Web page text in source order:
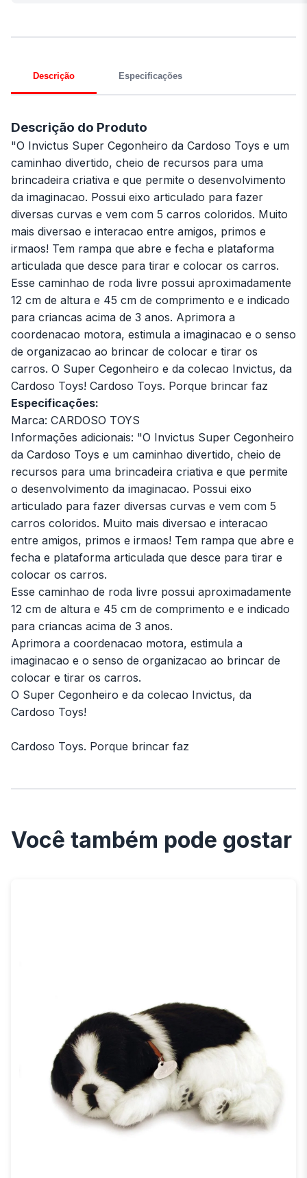
Descrição Especificações
Descrição do Produto
"O Invictus Super Cegonheiro da Cardoso Toys e um
caminhao divertido, cheio de recursos para uma
brincadeira criativa e que permite o desenvolvimento
da imaginacao. Possui eixo articulado para fazer
diversas curvas e vem com 5 carros coloridos. Muito
mais diversao e interacao entre amigos, primos e
irmaos! Tem rampa que abre e fecha e plataforma
articulada que desce para tirar e colocar os carros.
Esse caminhao de roda livre possui aproximadamente
12 cm de altura e 45 cm de comprimento e e indicado
para criancas acima de 3 anos. Aprimora a
coordenacao motora, estimula a imaginacao e o senso
de organizacao ao brincar de colocar e tirar os
carros. O Super Cegonheiro e da colecao Invictus, da
Cardoso Toys! Cardoso Toys. Porque brincar faz
Especificações:
Marca: CARDOSO TOYS
Informações adicionais: "O Invictus Super Cegonheiro
da Cardoso Toys e um caminhao divertido, cheio de
recursos para uma brincadeira criativa e que permite
o desenvolvimento da imaginacao. Possui eixo
articulado para fazer diversas curvas e vem com 5
carros coloridos. Muito mais diversao e interacao
entre amigos, primos e irmaos! Tem rampa que abre e
fecha e plataforma articulada que desce para tirar e
colocar os carros.
Esse caminhao de roda livre possui aproximadamente
12 cm de altura e 45 cm de comprimento e e indicado
para criancas acima de 3 anos.
Aprimora a coordenacao motora, estimula a
imaginacao e o senso de organizacao ao brincar de
colocar e tirar os carros.
O Super Cegonheiro e da colecao Invictus, da
Cardoso Toys!
Cardoso Toys. Porque brincar faz
Você também pode gostar